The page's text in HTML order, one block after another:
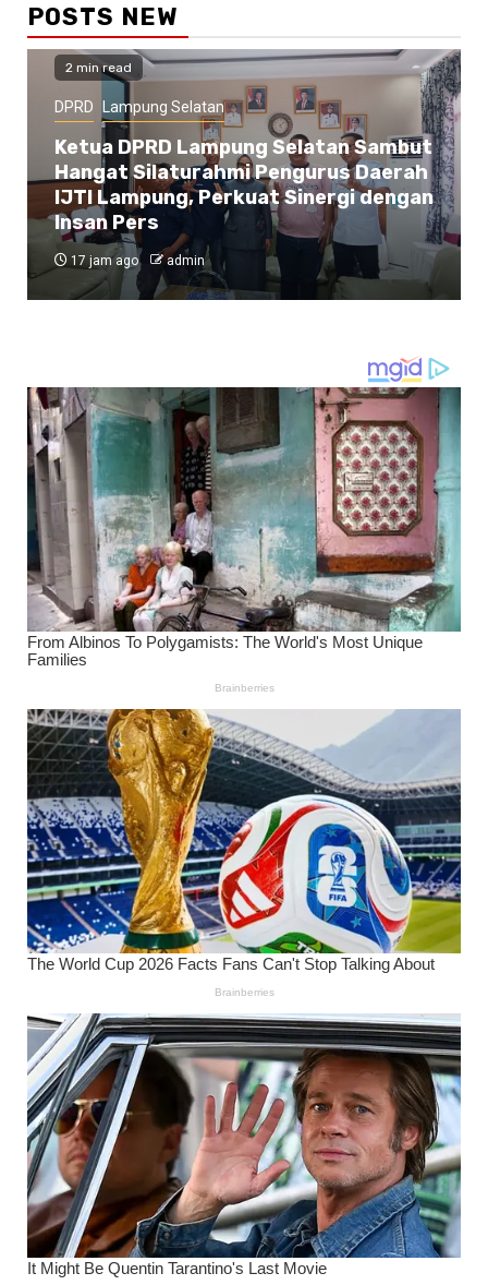
POSTS NEW
2 min read
DPRD Lampung Selatan
Ketua DPRD Lampung Selatan Sambut
Hangat Silaturahmi Pengurus Daerah
IJTI Lampung, Perkuat Sinergi dengan
Insan Pers
17 jam ago admin